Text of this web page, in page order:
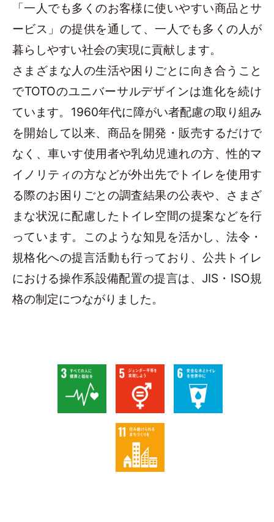
「一人でも多くのお客様に使いやすい商品とサ
ービス」の提供を通して、一人でも多くの人が
暮らしやすい社会の実現に貢献します。
さまざまな人の生活や困りごとに向き合うこと
でTOTOのユニバーサルデザインは進化を続け
ています。1960年代に障がい者配慮の取り組み
を開始して以来、商品を開発・販売するだけで
なく、車いす使用者や乳幼児連れの方、性的マ
イノリティの方などが外出先でトイレを使用す
る際のお困りごとの調査結果の公表や、さまざ
まな状況に配慮したトイレ空間の提案などを行
っています。このような知見を活かし、法令・
規格化への提言活動も行っており、公共トイレ
における操作系設備配置の提言は、JIS・ISO規
格の制定につながりました。